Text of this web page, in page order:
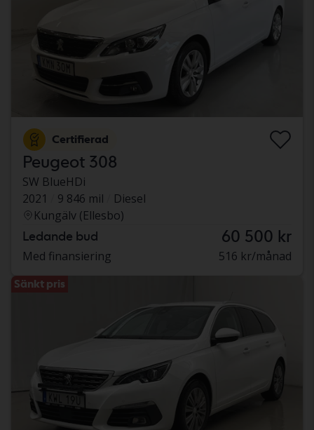
Certifierad
Peugeot 308
SW BlueHDi
2021
9 846 mil
Diesel
Kungälv (Ellesbo)
Ledande bud 60 500 kr
Med finansiering 516 kr/månad
Sänkt pris